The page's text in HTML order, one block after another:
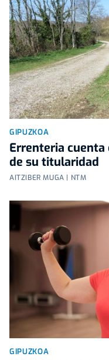
GIPUZKOA
Errenteria cuenta
de su titularidad
AITZIBER MUGA | NTM
GIPUZKOA